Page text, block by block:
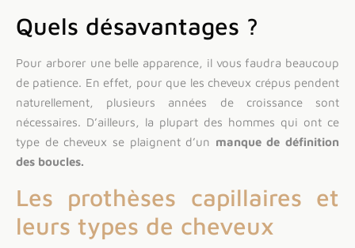
Quels désavantages ?
Pour arborer une belle apparence, il vous faudra beaucoup
de patience. En effet, pour que les cheveux crépus pendent
naturellement, plusieurs années de croissance sont
nécessaires. D’ailleurs, la plupart des hommes qui ont ce
type de cheveux se plaignent d’un manque de définition
des boucles.
Les prothèses capillaires et
leurs types de cheveux